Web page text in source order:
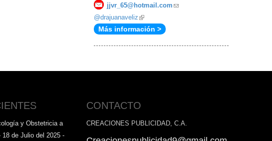
jjvr_65@hotmail.com (link
@drajuanaveliz (link
is
Más información >
y Obstetricia a
18 de Julio del 2025 -
CONTACTO
CREACIONES PUBLICIDAD, C.A.